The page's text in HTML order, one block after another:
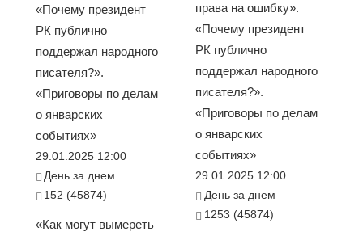
«Почему президент
РК публично
поддержал народного
писателя?».
«Приговоры по делам
о январских
событиях»
29.01.2025 12:00
День за днем
152 (45874)
«Как могут вымереть
права на ошибку».
«Почему президент
РК публично
поддержал народного
писателя?».
«Приговоры по делам
о январских
событиях»
29.01.2025 12:00
День за днем
1253 (45874)